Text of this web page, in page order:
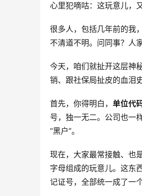
心里犯嘀咕：这玩意儿，
很多人，包括几年前的我
不清道不明。问同事？人
今天，咱们就扯开这层神
销、跟社保局扯皮的血泪
首先，你得明白， 单位代
号，独一无二。公司也一
“黑户”。
现在，大家最常接触、也
字母组成的玩意儿。这东
记证号，全部统一成了一